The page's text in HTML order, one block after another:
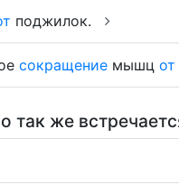
поджилок.
сокращение мышц от
так же